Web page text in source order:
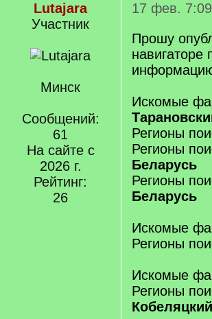
Lutajara
Участник
Минск
Сообщений:
61
На сайте с
2026 г.
Рейтинг:
26
17 фев. 7:09
Прошу
навигаторе
Искомые
Регионы
Регионы
Беларусь
Регионы
Беларусь
Искомые
Регионы
Искомые
Регионы